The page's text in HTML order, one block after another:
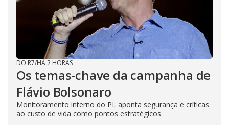
DO R7/HÁ 2 HORAS
Os temas-chave da campanha de
Flávio Bolsonaro
Monitoramento interno do PL aponta segurança e críticas
ao custo de vida como pontos estratégicos